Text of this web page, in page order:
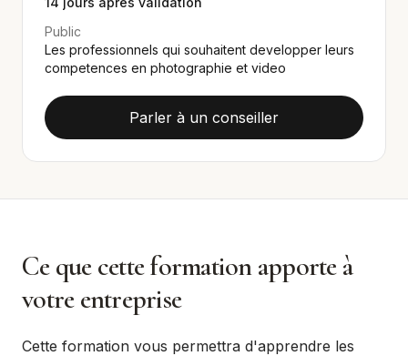
Public
Les professionnels qui souhaitent developper leurs
competences en photographie et video
Parler à un conseiller
Ce que cette formation apporte à
votre entreprise
Cette formation vous permettra d'apprendre les